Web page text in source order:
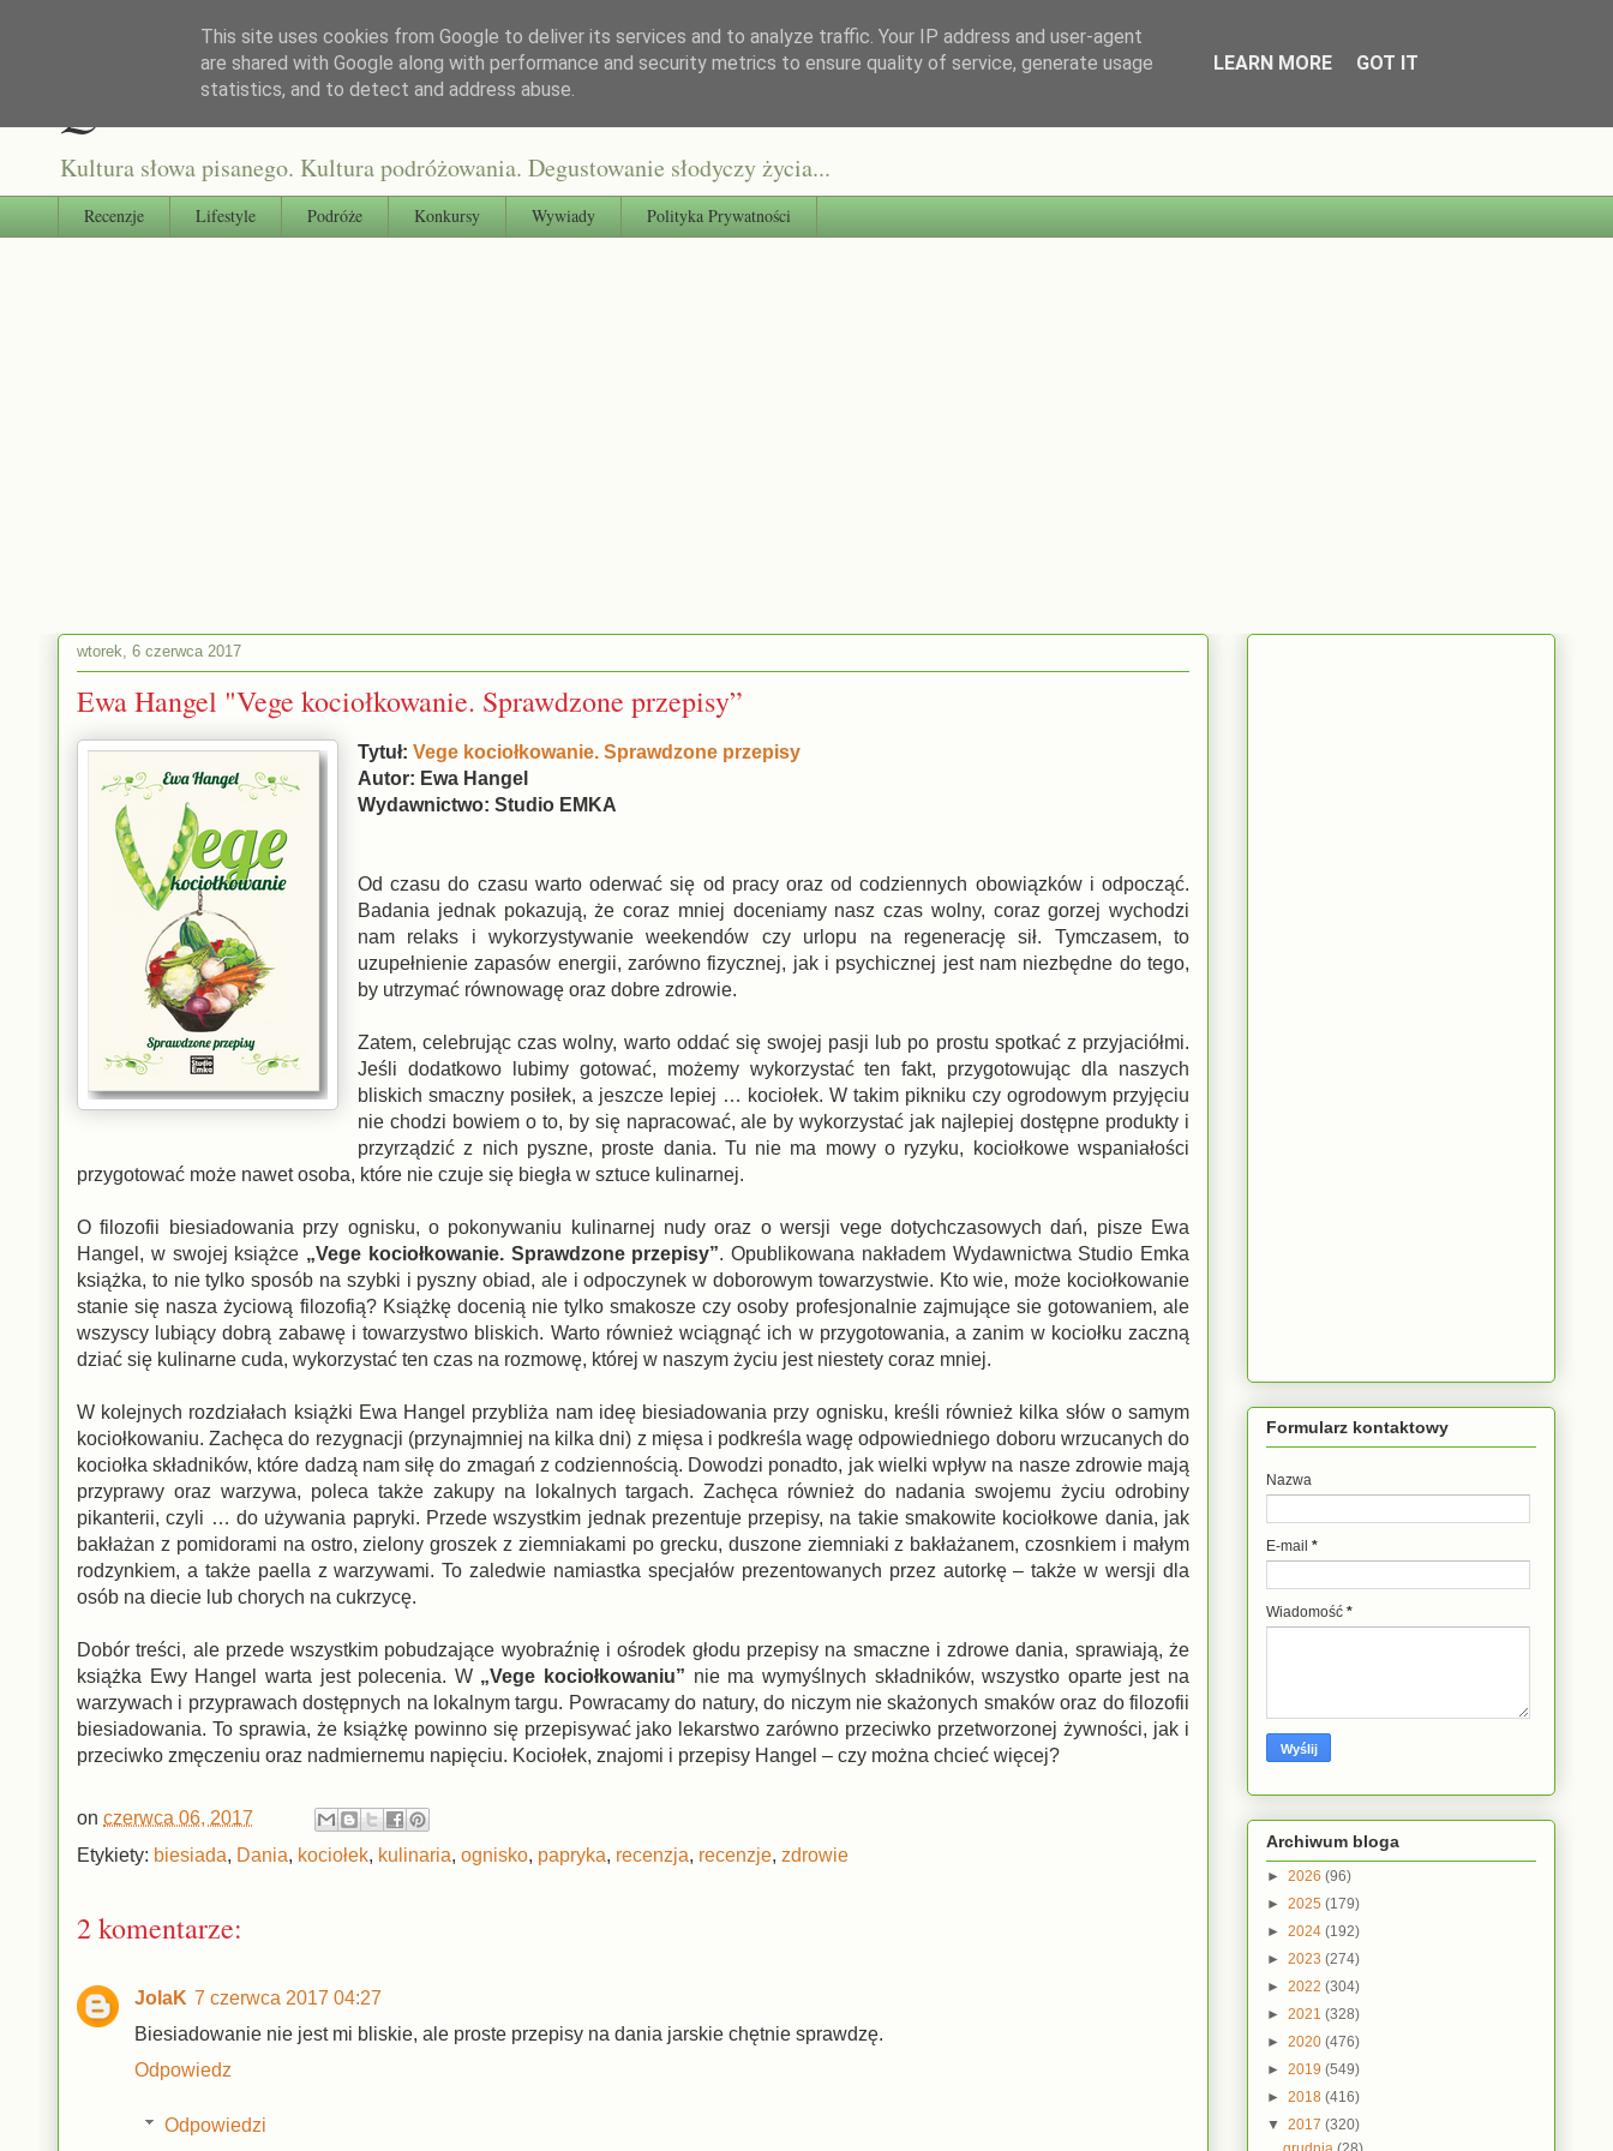
Qultura słowa
Kultura słowa pisanego. Kultura podróżowania. Degustowanie słodyczy życia...
Recenzje Lifestyle Podróże Konkursy Wywiady Polityka Prywatności
wtorek, 6 czerwca 2017
Ewa Hangel "Vege kociołkowanie. Sprawdzone przepisy”
Tytuł: Vege kociołkowanie. Sprawdzone przepisy
Autor: Ewa Hangel
Wydawnictwo: Studio EMKA
Od czasu do czasu warto oderwać się od pracy oraz od codziennych obowiązków i odpocząć.
Badania jednak pokazują, że coraz mniej doceniamy nasz czas wolny, coraz gorzej wychodzi
nam relaks i wykorzystywanie weekendów czy urlopu na regenerację sił. Tymczasem, to
uzupełnienie zapasów energii, zarówno fizycznej, jak i psychicznej jest nam niezbędne do tego,
by utrzymać równowagę oraz dobre zdrowie.
Zatem, celebrując czas wolny, warto oddać się swojej pasji lub po prostu spotkać z przyjaciółmi.
Jeśli dodatkowo lubimy gotować, możemy wykorzystać ten fakt, przygotowując dla naszych
bliskich smaczny posiłek, a jeszcze lepiej … kociołek. W takim pikniku czy ogrodowym przyjęciu
nie chodzi bowiem o to, by się napracować, ale by wykorzystać jak najlepiej dostępne produkty i
przyrządzić z nich pyszne, proste dania. Tu nie ma mowy o ryzyku, kociołkowe wspaniałości
przygotować może nawet osoba, które nie czuje się biegła w sztuce kulinarnej.
O filozofii biesiadowania przy ognisku, o pokonywaniu kulinarnej nudy oraz o wersji vege dotychczasowych dań, pisze Ewa
Hangel, w swojej książce „Vege kociołkowanie. Sprawdzone przepisy”. Opublikowana nakładem Wydawnictwa Studio Emka
książka, to nie tylko sposób na szybki i pyszny obiad, ale i odpoczynek w doborowym towarzystwie. Kto wie, może kociołkowanie
stanie się nasza życiową filozofią? Książkę docenią nie tylko smakosze czy osoby profesjonalnie zajmujące sie gotowaniem, ale
wszyscy lubiący dobrą zabawę i towarzystwo bliskich. Warto również wciągnąć ich w przygotowania, a zanim w kociołku zaczną
dziać się kulinarne cuda, wykorzystać ten czas na rozmowę, której w naszym życiu jest niestety coraz mniej.
W kolejnych rozdziałach książki Ewa Hangel przybliża nam ideę biesiadowania przy ognisku, kreśli również kilka słów o samym
kociołkowaniu. Zachęca do rezygnacji (przynajmniej na kilka dni) z mięsa i podkreśla wagę odpowiedniego doboru wrzucanych do
kociołka składników, które dadzą nam siłę do zmagań z codziennością. Dowodzi ponadto, jak wielki wpływ na nasze zdrowie mają
przyprawy oraz warzywa, poleca także zakupy na lokalnych targach. Zachęca również do nadania swojemu życiu odrobiny
pikanterii, czyli … do używania papryki. Przede wszystkim jednak prezentuje przepisy, na takie smakowite kociołkowe dania, jak
bakłażan z pomidorami na ostro, zielony groszek z ziemniakami po grecku, duszone ziemniaki z bakłażanem, czosnkiem i małym
rodzynkiem, a także paella z warzywami. To zaledwie namiastka specjałów prezentowanych przez autorkę – także w wersji dla
osób na diecie lub chorych na cukrzycę.
Dobór treści, ale przede wszystkim pobudzające wyobraźnię i ośrodek głodu przepisy na smaczne i zdrowe dania, sprawiają, że
książka Ewy Hangel warta jest polecenia. W „Vege kociołkowaniu” nie ma wymyślnych składników, wszystko oparte jest na
warzywach i przyprawach dostępnych na lokalnym targu. Powracamy do natury, do niczym nie skażonych smaków oraz do filozofii
biesiadowania. To sprawia, że książkę powinno się przepisywać jako lekarstwo zarówno przeciwko przetworzonej żywności, jak i
przeciwko zmęczeniu oraz nadmiernemu napięciu. Kociołek, znajomi i przepisy Hangel – czy można chcieć więcej?
on czerwca 06, 2017
Etykiety: biesiada, Dania, kociołek, kulinaria, ognisko, papryka, recenzja, recenzje, zdrowie
2 komentarze:
JolaK 7 czerwca 2017 04:27
Biesiadowanie nie jest mi bliskie, ale proste przepisy na dania jarskie chętnie sprawdzę.
Odpowiedz
Odpowiedzi
Formularz kontaktowy
Nazwa
E-mail *
Wiadomość *
Archiwum bloga
► 2026 (96)
► 2025 (179)
► 2024 (192)
► 2023 (274)
► 2022 (304)
► 2021 (328)
► 2020 (476)
► 2019 (549)
► 2018 (416)
▼ 2017 (320)
This site uses cookies from Google to deliver its services and to analyze traffic. Your IP address and user-agent
are shared with Google along with performance and security metrics to ensure quality of service, generate usage
statistics, and to detect and address abuse.
LEARN MORE GOT IT